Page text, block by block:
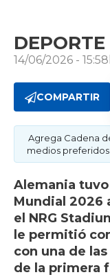
DEPORTE
14/06/2026 -
COMPARTIR
Agrega Cadena
medios
Alemania
Mundial 2026
el NRG
le permitió
con una de
de la primera